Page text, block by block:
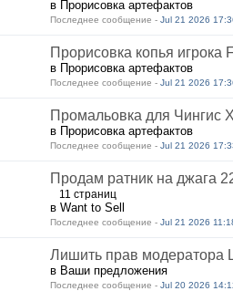
в Прорисовка артефактов
Последнее сообщение - Jul 21 2026
Прорисовка копья игрока
в Прорисовка артефактов
Последнее сообщение - Jul 21 2026
Промальовка для Чингис
в Прорисовка артефактов
Последнее сообщение - Jul 21 2026
Продам ратник на джага
11 страниц
в Want to Sell
Последнее сообщение - Jul 21 2026
Лишить прав модератора
в Ваши предложения
Последнее сообщение - Jul 20 2026